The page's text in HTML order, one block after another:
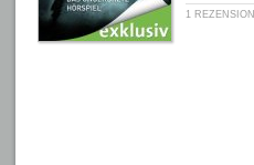
1 REZENSION